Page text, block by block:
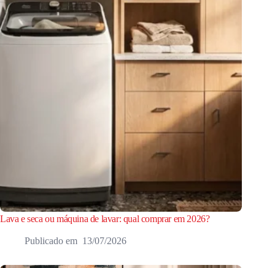
Lava e seca ou máquina de lavar: qual comprar em 2026?
13/07/2026